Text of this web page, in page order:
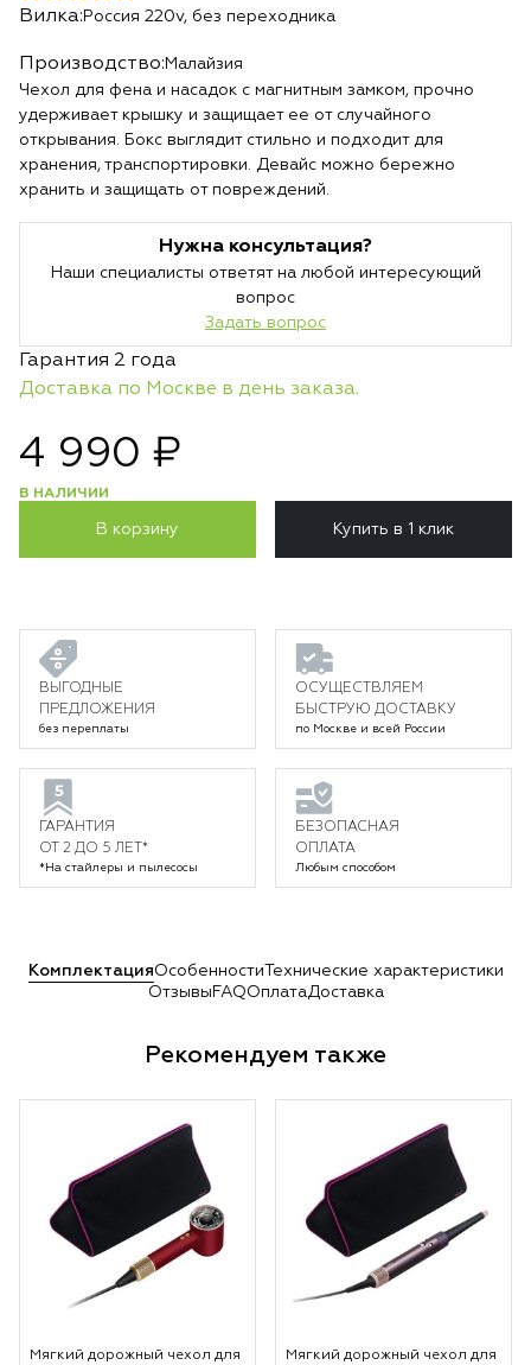
Вилка: Россия 220v, без переходника
Производство: Малайзия
Чехол для фена и насадок с магнитным замком, прочно
удерживает крышку и защищает ее от случайного
открывания. Бокс выглядит стильно и подходит для
хранения, транспортировки. Девайс можно бережно
хранить и защищать от повреждений.
Нужна консультация?
Наши специалисты ответят на любой интересующий
вопрос
Задать вопрос
Гарантия 2 года
Доставка по Москве в день заказа.
4 990 ₽
В НАЛИЧИИ
В корзину Купить в 1 клик
ВЫГОДНЫЕ
ПРЕДЛОЖЕНИЯ
без переплаты
ОСУЩЕСТВЛЯЕМ
БЫСТРУЮ ДОСТАВКУ
по Москве и всей России
ГАРАНТИЯ
ОТ 2 ДО 5 ЛЕТ*
*На стайлеры и пылесосы
БЕЗОПАСНАЯ
ОПЛАТА
Любым способом
КомплектацияОсобенности Технические характеристики
Отзывы FAQОплатаДоставка
Рекомендуем также
Мягкий дорожный чехол для Мягкий дорожный чехол для